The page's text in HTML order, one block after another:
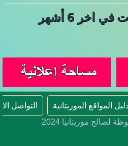
6 أشهر
المواقع الموريتانية
التواصل
موريتانيا 2024